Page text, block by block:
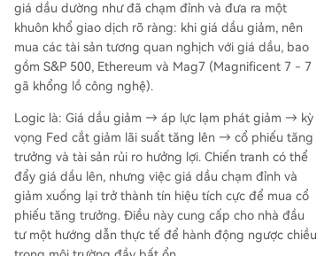
giá dầu dường như đã chạm đỉnh và đưa ra một
khuôn khổ giao dịch rõ ràng: khi giá dầu giảm, nên
mua các tài sản tương quan nghịch với giá dầu, bao
gồm S&P 500, Ethereum và Mag7 (Magnificent 7 - 7
gã khổng lồ công nghệ).
Logic là: Giá dầu giảm → áp lực lạm phát giảm → kỳ
vọng Fed cắt giảm lãi suất tăng lên → cổ phiếu tăng
trưởng và tài sản rủi ro hưởng lợi. Chiến tranh có thể
đẩy giá dầu lên, nhưng việc giá dầu chạm đỉnh và
giảm xuống lại trở thành tín hiệu tích cực để mua cổ
phiếu tăng trưởng. Điều này cung cấp cho nhà đầu
tư một hướng dẫn thực tế để hành động ngược chiều